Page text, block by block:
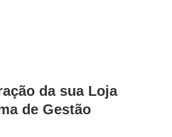
da sua Loja
de Gestão